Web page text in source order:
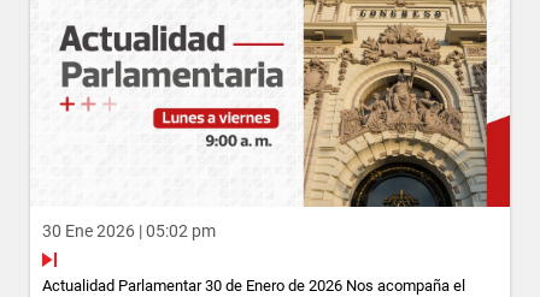
30 Ene 2026 | 05:02 pm
Actualidad Parlamentar 30 de Enero de 2026 Nos acompaña el